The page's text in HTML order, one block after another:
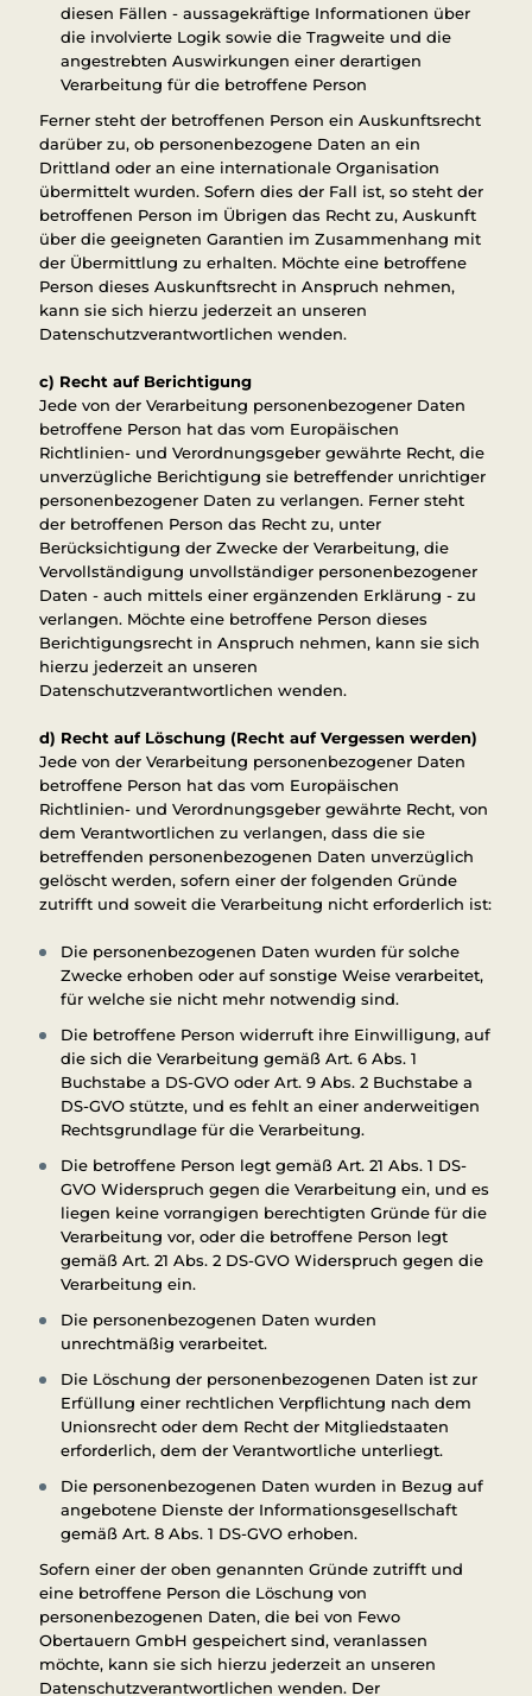
diesen Fällen - aussagekräftige Informationen über
die involvierte Logik sowie die Tragweite und die
angestrebten Auswirkungen einer derartigen
Verarbeitung für die betroffene Person
Ferner steht der betroffenen Person ein Auskunftsrecht
darüber zu, ob personenbezogene Daten an ein
Drittland oder an eine internationale Organisation
übermittelt wurden. Sofern dies der Fall ist, so steht der
betroffenen Person im Übrigen das Recht zu, Auskunft
über die geeigneten Garantien im Zusammenhang mit
der Übermittlung zu erhalten. Möchte eine betroffene
Person dieses Auskunftsrecht in Anspruch nehmen,
kann sie sich hierzu jederzeit an unseren
Datenschutzverantwortlichen wenden.
c) Recht auf Berichtigung
Jede von der Verarbeitung personenbezogener Daten
betroffene Person hat das vom Europäischen
Richtlinien- und Verordnungsgeber gewährte Recht, die
unverzügliche Berichtigung sie betreffender unrichtiger
personenbezogener Daten zu verlangen. Ferner steht
der betroffenen Person das Recht zu, unter
Berücksichtigung der Zwecke der Verarbeitung, die
Vervollständigung unvollständiger personenbezogener
Daten - auch mittels einer ergänzenden Erklärung - zu
verlangen. Möchte eine betroffene Person dieses
Berichtigungsrecht in Anspruch nehmen, kann sie sich
hierzu jederzeit an unseren
Datenschutzverantwortlichen wenden.
d) Recht auf Löschung (Recht auf Vergessen werden)
Jede von der Verarbeitung personenbezogener Daten
betroffene Person hat das vom Europäischen
Richtlinien- und Verordnungsgeber gewährte Recht, von
dem Verantwortlichen zu verlangen, dass die sie
betreffenden personenbezogenen Daten unverzüglich
gelöscht werden, sofern einer der folgenden Gründe
zutrifft und soweit die Verarbeitung nicht erforderlich ist:
Die personenbezogenen Daten wurden für solche
Zwecke erhoben oder auf sonstige Weise verarbeitet,
für welche sie nicht mehr notwendig sind.
Die betroffene Person widerruft ihre Einwilligung, auf
die sich die Verarbeitung gemäß Art. 6 Abs. 1
Buchstabe a DS-GVO oder Art. 9 Abs. 2 Buchstabe a
DS-GVO stützte, und es fehlt an einer anderweitigen
Rechtsgrundlage für die Verarbeitung.
Die betroffene Person legt gemäß Art. 21 Abs. 1 DS-
GVO Widerspruch gegen die Verarbeitung ein, und es
liegen keine vorrangigen berechtigten Gründe für die
Verarbeitung vor, oder die betroffene Person legt
gemäß Art. 21 Abs. 2 DS-GVO Widerspruch gegen die
Verarbeitung ein.
Die personenbezogenen Daten wurden
unrechtmäßig verarbeitet.
Die Löschung der personenbezogenen Daten ist zur
Erfüllung einer rechtlichen Verpflichtung nach dem
Unionsrecht oder dem Recht der Mitgliedstaaten
erforderlich, dem der Verantwortliche unterliegt.
Die personenbezogenen Daten wurden in Bezug auf
angebotene Dienste der Informationsgesellschaft
gemäß Art. 8 Abs. 1 DS-GVO erhoben.
Sofern einer der oben genannten Gründe zutrifft und
eine betroffene Person die Löschung von
personenbezogenen Daten, die bei von Fewo
Obertauern GmbH gespeichert sind, veranlassen
möchte, kann sie sich hierzu jederzeit an unseren
Datenschutzverantwortlichen wenden. Der